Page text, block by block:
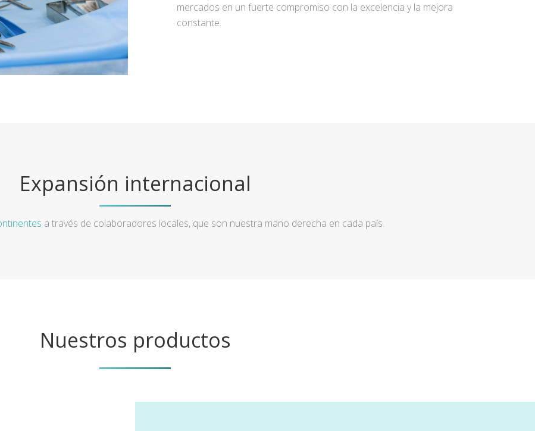
mercados en un fuerte compromiso con la excelencia y la mejora
constante.
Expansión internacional
a través de colaboradores locales, que son nuestra mano derecha en cada país.
Nuestros productos